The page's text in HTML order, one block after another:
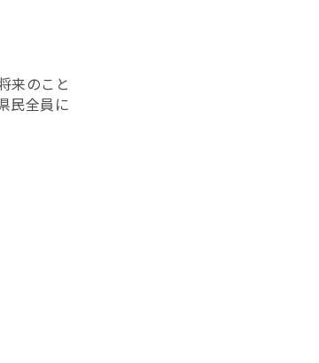
来のこと
民全員に